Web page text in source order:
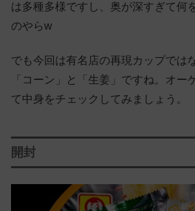
は多種多様ですし、奥が深すぎて何
のやらw
でも今回は有名店の再現カップでは
「コーン」と「生姜」ですね。オー
て中身をチェックしてみましょう。
開封